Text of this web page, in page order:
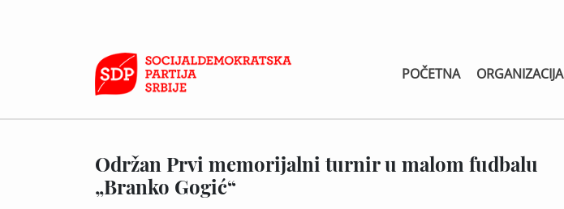
POČETNA ORGANIZACIJA
Održan Prvi memorijalni turnir u malom fudbalu
„Branko Gogić“